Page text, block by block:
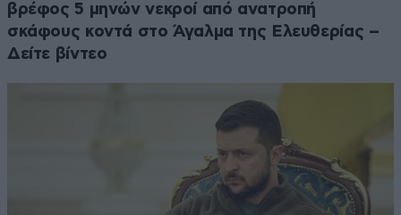
βρέφος 5 μηνών νεκροί από ανατροπή
σκάφους κοντά στο Άγαλμα της Ελευθερίας –
Δείτε βίντεο